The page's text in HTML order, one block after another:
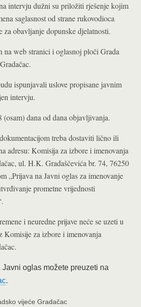
intervju dužni su priložiti rješenje kojim
saglasnost od strane rukovodioca
za obavljanje dopunske djelatnosti.
na web stranici i oglasnoj ploči Grada
ispunjavali uslove propisane javnim
intervju.
(osam) dana od dana objavljivanja.
treba dostaviti lično ili
adresu: Komisija za izbore i imenovanja
ul. H.K. Gradaščevića br. 74, 76250
„Prijava na Javni oglas za imenovanje
prometne vrijednosti
i neuredne prijave neće se uzeti u
Komisije za izbore i imenovanja
oglas možete preuzeti na
.
vijeće Gradačac